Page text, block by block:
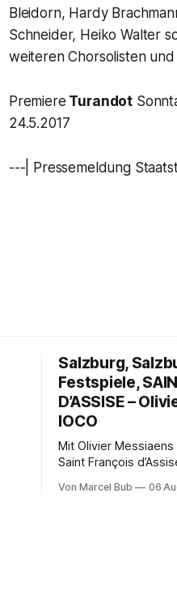
Bleidorn, Hardy
Schneider, Heiko Walter
weiteren Chorsolisten
Premiere Turandot
24.5.2017
---| Pressemeldung
Salzburg,
Festspiele,
D’ASSISE –
IOCO
Mit Olivier
Saint François
außergewöhnlichen
Von Marcel Bub 06